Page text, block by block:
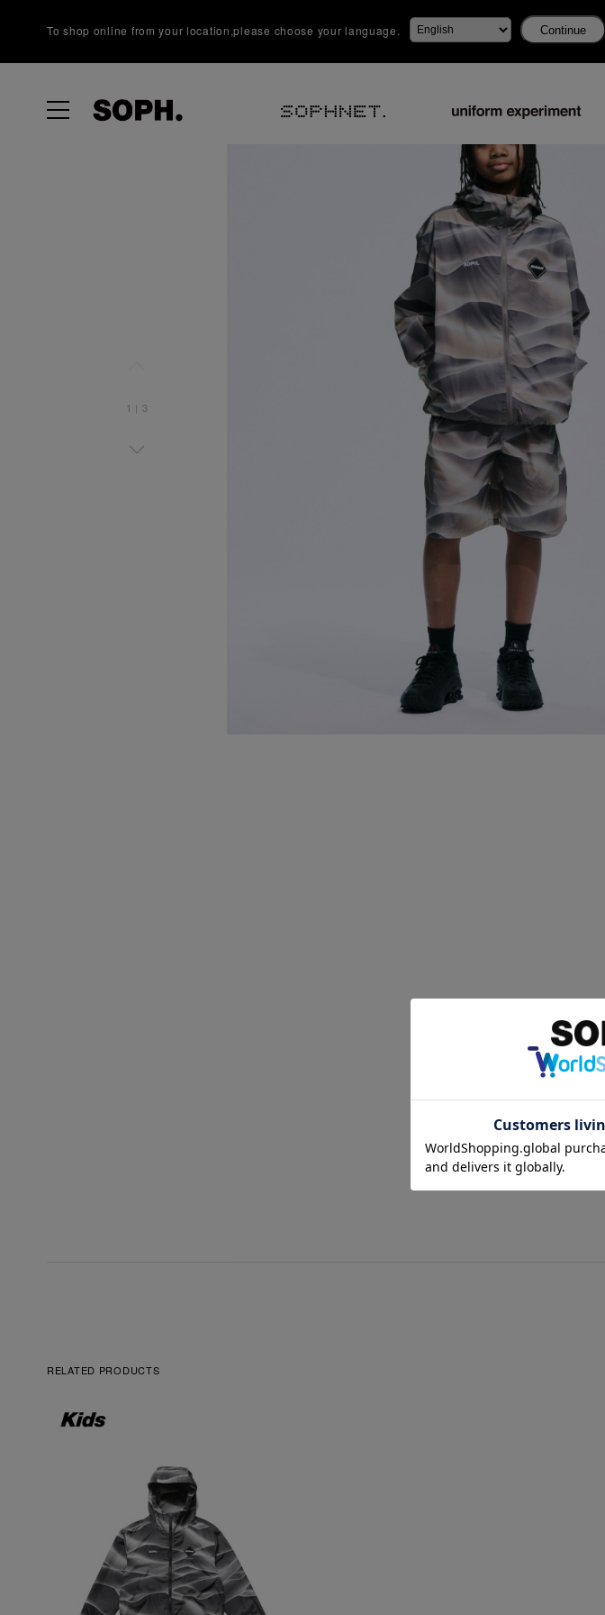
To shop online from your location,please choose your language. Continue
1 | 3
RELATED PRODUCTS